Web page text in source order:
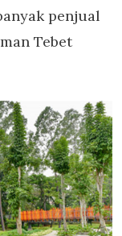
penjual
Tebet